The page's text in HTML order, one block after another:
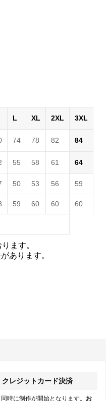
L XL 2XL 3XL
74 78 82 84
55 58 61 64
50 53 56 59
59 60 60 60
ます。
あります。
クレジットカード決済
時に制作が開始となります。 お